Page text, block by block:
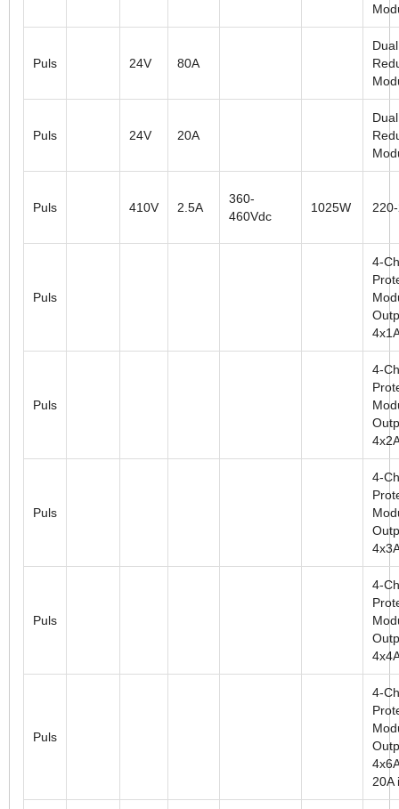
Puls 24V 80A
Puls 24V 20A
Puls 410V 2.5A
360-
460Vdc
1025W
Puls
4-
Puls
4-
Puls
4-
Puls
4-
Puls
4-
20A